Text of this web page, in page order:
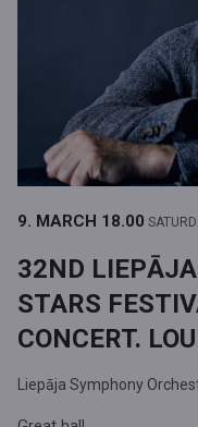
9. MARCH 18.00
32ND
STARS
CONCERT.
Liepāja Symphony